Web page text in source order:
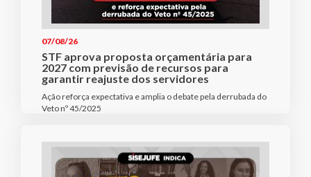
07/08/26
STF aprova proposta orçamentária para
2027 com previsão de recursos para
garantir reajuste dos servidores
Ação reforça expectativa e amplia o debate pela derrubada do
Veto nº 45/2025